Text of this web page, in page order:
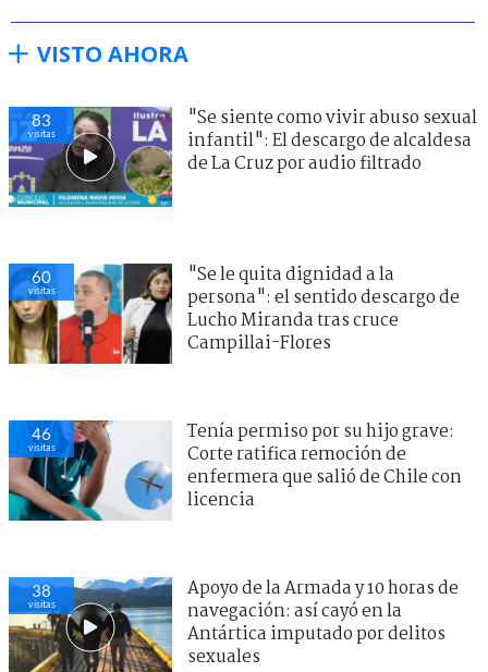
VISTO AHORA
83
visitas
"Se siente como vivir abuso sexual
infantil": El descargo de alcaldesa
de La Cruz por audio filtrado
60
visitas
"Se le quita dignidad a la
persona": el sentido descargo de
Lucho Miranda tras cruce
Campillai-Flores
46
visitas
Tenía permiso por su hijo grave:
Corte ratifica remoción de
enfermera que salió de Chile con
licencia
38
visitas
Apoyo de la Armada y 10 horas de
navegación: así cayó en la
Antártica imputado por delitos
sexuales